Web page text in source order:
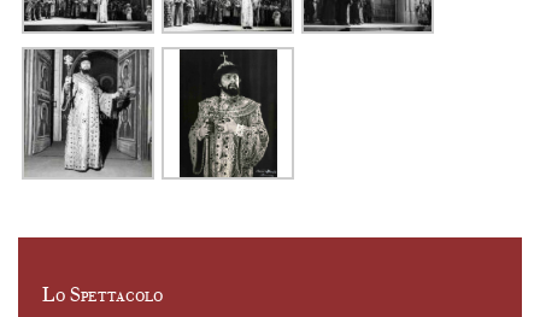
Lo Spettacolo